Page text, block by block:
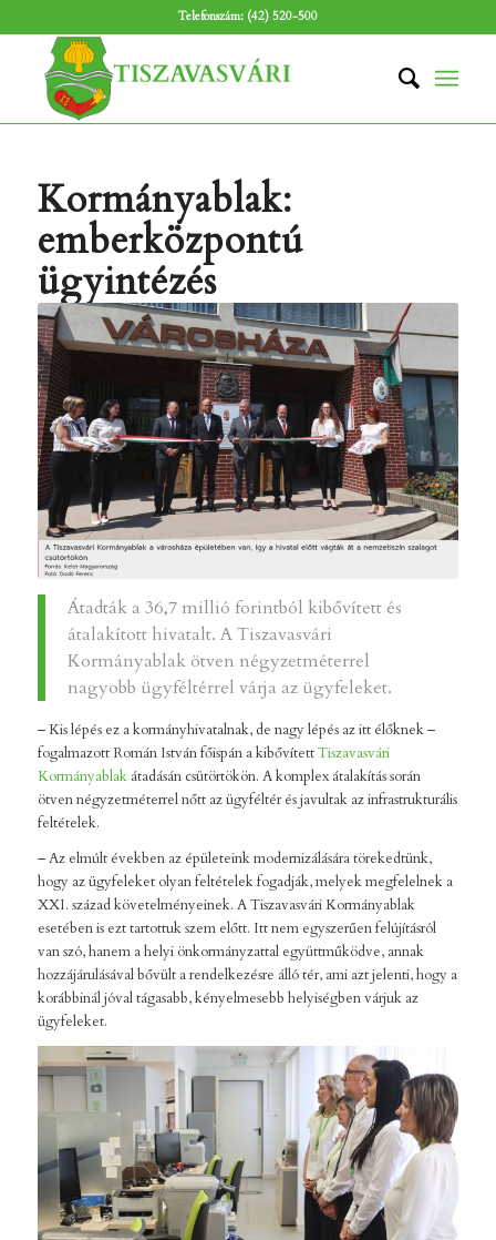
Telefonszám: (42) 520-500
Kormányablak:
emberközpontú
ügyintézés
Átadták a 36,7 millió forintból kibővített és
átalakított hivatalt. A Tiszavasvári
Kormányablak ötven négyzetméterrel
nagyobb ügyféltérrel várja az ügyfeleket.
– Kis lépés ez a kormányhivatalnak, de nagy lépés az itt élőknek –
fogalmazott Román István főispán a kibővítettTiszavasvári
Kormányablakátadásán csütörtökön. A komplex átalakítás során
ötven négyzetméterrel nőtt az ügyféltér és javultak az infrastrukturális
feltételek.
– Az elmúlt években az épületeink modernizálására törekedtünk,
hogy az ügyfeleket olyan feltételek fogadják, melyek megfelelnek a
XXI. század követelményeinek. A Tiszavasvári Kormányablak
esetében is ezt tartottuk szem előtt. Itt nem egyszerűen felújításról
van szó, hanem a helyi önkormányzattal együttműködve, annak
hozzájárulásával bővült a rendelkezésre álló tér, ami azt jelenti, hogy a
korábbinál jóval tágasabb, kényelmesebb helyiségben várjuk az
ügyfeleket.